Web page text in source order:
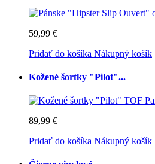
59,99 €
Pridať do košíka Nákupný košík
Kožené šortky "Pilot"...
89,99 €
Pridať do košíka Nákupný košík